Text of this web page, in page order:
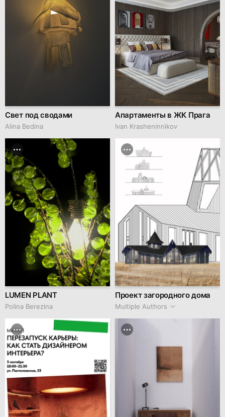
Свет под сводами
Alina Bedina
Апартаменты в ЖК Прага
Ivan Krasheninnikov
LUMEN PLANT
Polina Berezina
Проект загородного дома
Multiple Authors